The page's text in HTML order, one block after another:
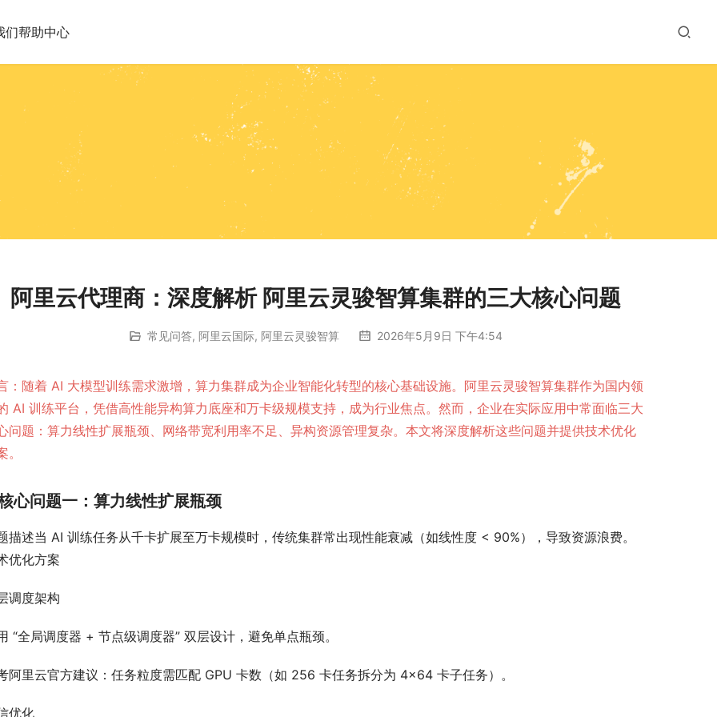
们帮助中心
阿里云代理商：深度解析 阿里云灵骏智算集群的三大核心问题
常见问答, 阿里云国际, 阿里云灵骏智算 2026年5月9日 下午4:54
：随着 AI 大模型训练需求激增，算力集群成为企业智能化转型的核心基础设施。阿里云灵骏智算集群作为国内领
AI 训练平台，凭借高性能异构算力底座和万卡级规模支持，成为行业焦点。然而，企业在实际应用中常面临三大
问题：算力线性扩展瓶颈、网络带宽利用率不足、异构资源管理复杂。本文将深度解析这些问题并提供技术优化
。
心问题一：算力线性扩展瓶颈
描述当 AI 训练任务从千卡扩展至万卡规模时，传统集群常出现性能衰减（如线性度 < 90%），导致资源浪费。
优化方案
调度架构
“全局调度器 + 节点级调度器” 双层设计，避免单点瓶颈。
阿里云官方建议：任务粒度需匹配 GPU 卡数（如 256 卡任务拆分为 4×64 卡子任务）。
优化